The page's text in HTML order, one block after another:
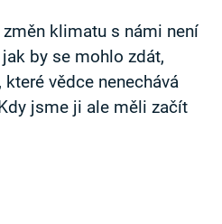
klimatu s námi není
by se mohlo zdát,
vědce nenechává
jsme ji ale měli začít